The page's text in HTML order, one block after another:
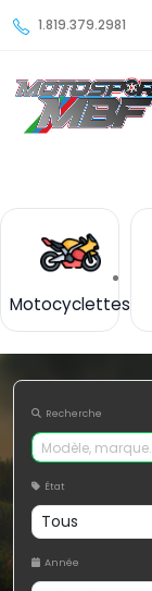
1.819.379.2981
Motocyclettes
Recherche
État
Année